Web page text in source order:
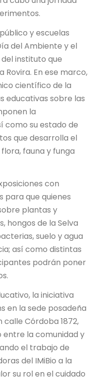
y escuelas
del Ambiente y el
instituto que
Rovira. En ese marco,
científico de la
educativas sobre las
la
como su estado de
que desarrolla el
fauna y funga
con
que quienes
plantas y
hongos de la Selva
suelo y agua
así como distintas
podrán poner
la iniciativa
en la sede posadeña
Córdoba 1872,
la comunidad y
el trabajo de
del IMiBio a la
su rol en el cuidado